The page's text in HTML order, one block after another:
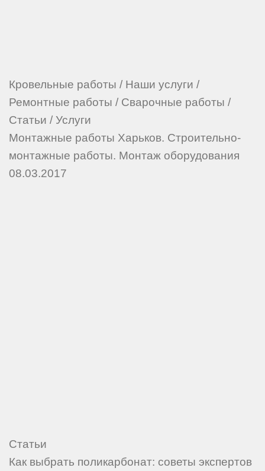
Кровельные работы / Наши услуги /
Ремонтные работы / Сварочные работы /
Статьи / Услуги
Монтажные работы Харьков. Строительно-
монтажные работы. Монтаж оборудования
08.03.2017
Статьи
Как выбрать поликарбонат: советы экспертов